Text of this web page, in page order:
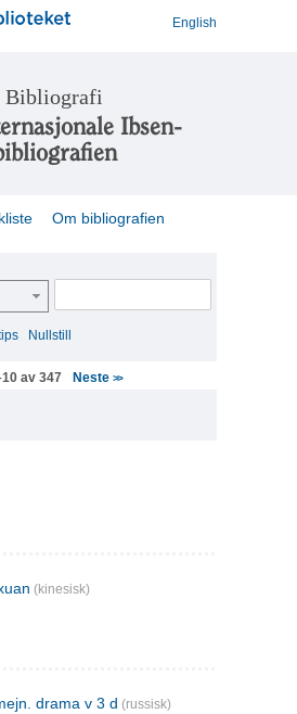
English
Bibliografi
Ibsen-
Om bibliografien
Nullstill
av 347 Neste >>
(kinesisk)
drama v 3 d (russisk)